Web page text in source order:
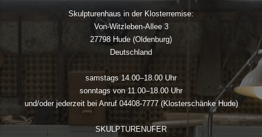
Skulpturenhaus in der Klosterremise:
Von-Witzleben-Allee 3
27798 Hude (Oldenburg)
Deutschland
samstags 14.00–18.00 Uhr
sonntags von 11.00–18.00 Uhr
und/oder jederzeit bei Anruf 04408-7777 (Klosterschänke Hude)
SKULPTURENUFER